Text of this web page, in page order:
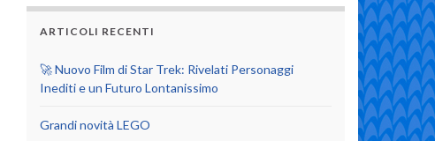
ARTICOLI RECENTI
🚀 Nuovo Film di Star Trek: Rivelati Personaggi
Inediti e un Futuro Lontanissimo
Grandi novità LEGO